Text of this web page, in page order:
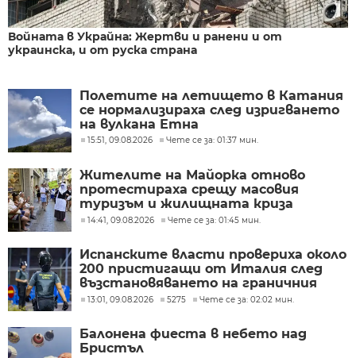
Войната в Украйна: Жертви и ранени и от
украинска, и от руска страна
Полетите на летището в Катания
се нормализираха след изригването
на вулкана Етна
15:51, 09.08.2026 Чете се за: 01:37 мин.
Жителите на Майорка отново
протестираха срещу масовия
туризъм и жилищната криза
(СНИМКИ)
14:41, 09.08.2026 Чете се за: 01:45 мин.
Испанските власти провериха около
200 пристигащи от Италия след
възстановяването на граничния
контрол
13:01, 09.08.2026 5275 Чете се за: 02:02 мин.
Балонена фиеста в небето над
Бристъл